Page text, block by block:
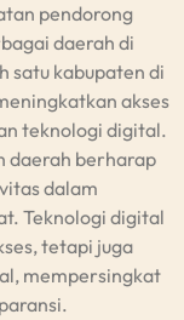
pendorong
daerah di
satu kabupaten di
akses
teknologi digital.
daerah berharap
dalam
Teknologi digital
tetapi juga
mempersingkat